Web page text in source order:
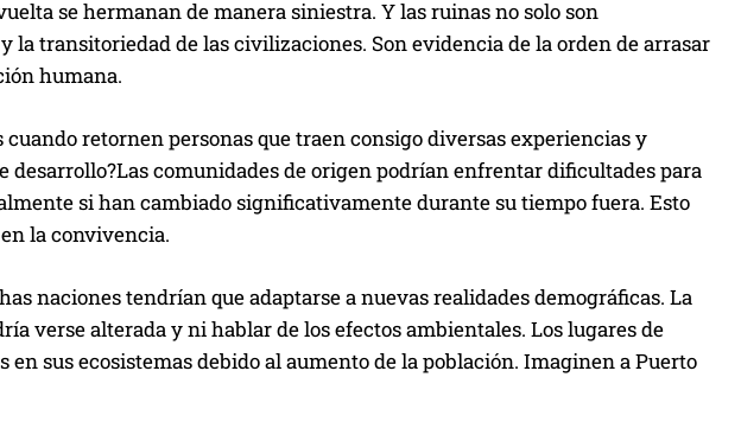
se hermanan de manera siniestra. Y las ruinas no solo son
la transitoriedad de las civilizaciones. Son evidencia de la orden de arrasar
humana.
cuando retornen personas que traen consigo diversas experiencias y
desarrollo?Las comunidades de origen podrían enfrentar dificultades para
si han cambiado significativamente durante su tiempo fuera. Esto
la convivencia.
naciones tendrían que adaptarse a nuevas realidades demográficas. La
verse alterada y ni hablar de los efectos ambientales. Los lugares de
sus ecosistemas debido al aumento de la población. Imaginen a Puerto